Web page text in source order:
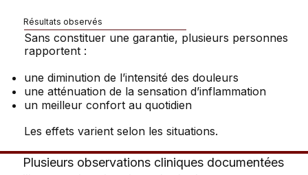
Résultats observés
Sans constituer une garantie, plusieurs personnes
rapportent :
une diminution de l’intensité des douleurs
une atténuation de la sensation d’inflammation
un meilleur confort au quotidien
Les effets varient selon les situations.
Plusieurs observations cliniques documentées